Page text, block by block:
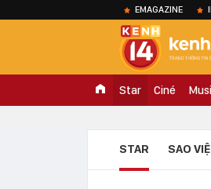
EMAGAZINE
Star Ciné
STAR SAO